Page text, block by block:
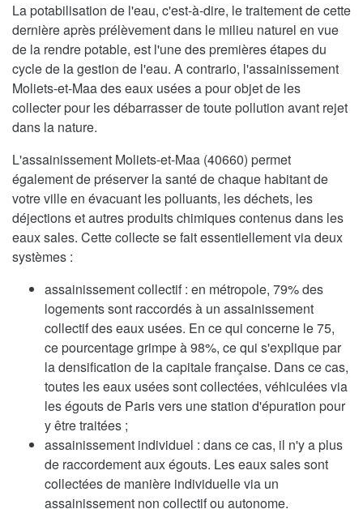
La potabilisation de l'eau, c'est-à-dire, le traitement de cette
dernière après prélèvement dans le milieu naturel en vue
de la rendre potable, est l'une des premières étapes du
cycle de la gestion de l'eau. A contrario, l'assainissement
Moliets-et-Maa des eaux usées a pour objet de les
collecter pour les débarrasser de toute pollution avant rejet
dans la nature.
L'assainissement Moliets-et-Maa (40660) permet
également de préserver la santé de chaque habitant de
votre ville en évacuant les polluants, les déchets, les
déjections et autres produits chimiques contenus dans les
eaux sales. Cette collecte se fait essentiellement via deux
systèmes :
assainissement collectif : en métropole, 79% des
logements sont raccordés à un assainissement
collectif des eaux usées. En ce qui concerne le 75,
ce pourcentage grimpe à 98%, ce qui s'explique par
la densification de la capitale française. Dans ce cas,
toutes les eaux usées sont collectées, véhiculées via
les égouts de Paris vers une station d'épuration pour
y être traitées ;
assainissement individuel : dans ce cas, il n'y a plus
de raccordement aux égouts. Les eaux sales sont
collectées de manière individuelle via un
assainissement non collectif ou autonome.